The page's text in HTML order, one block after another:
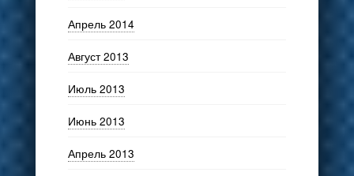
Апрель 2014
Август 2013
Июль 2013
Июнь 2013
Апрель 2013